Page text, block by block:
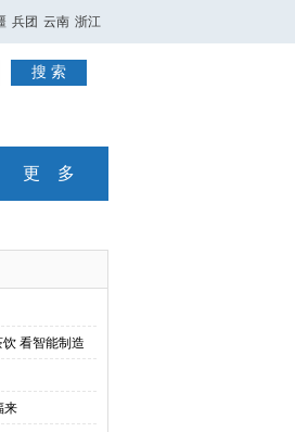
兵团 云南 浙江
搜 索
更 多
看智能制造
来